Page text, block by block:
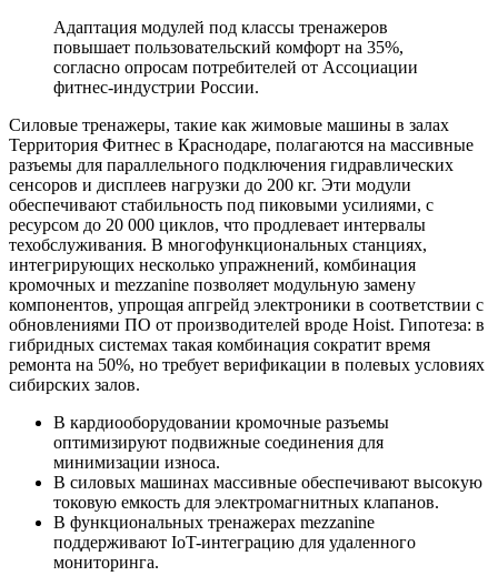
Адаптация модулей под классы тренажеров
повышает пользовательский комфорт на 35%,
согласно опросам потребителей от Ассоциации
фитнес-индустрии России.
Силовые тренажеры, такие как жимовые машины в залах
Территория Фитнес в Краснодаре, полагаются на массивные
разъемы для параллельного подключения гидравлических
сенсоров и дисплеев нагрузки до 200 кг. Эти модули
обеспечивают стабильность под пиковыми усилиями, с
ресурсом до 20 000 циклов, что продлевает интервалы
техобслуживания. В многофункциональных станциях,
интегрирующих несколько упражнений, комбинация
кромочных и mezzanine позволяет модульную замену
компонентов, упрощая апгрейд электроники в соответствии с
обновлениями ПО от производителей вроде Hoist. Гипотеза: в
гибридных системах такая комбинация сократит время
ремонта на 50%, но требует верификации в полевых условиях
сибирских залов.
В кардиооборудовании кромочные разъемы
оптимизируют подвижные соединения для
минимизации износа.
В силовых машинах массивные обеспечивают высокую
токовую емкость для электромагнитных клапанов.
В функциональных тренажерах mezzanine
поддерживают IoT-интеграцию для удаленного
мониторинга.